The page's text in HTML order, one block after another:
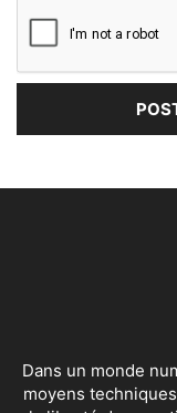
Dans un monde
moyens